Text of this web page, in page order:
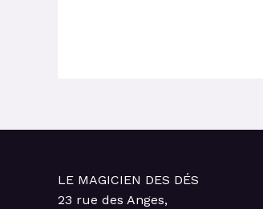
LE MAGICIEN DES DÉS
23 rue des Anges,